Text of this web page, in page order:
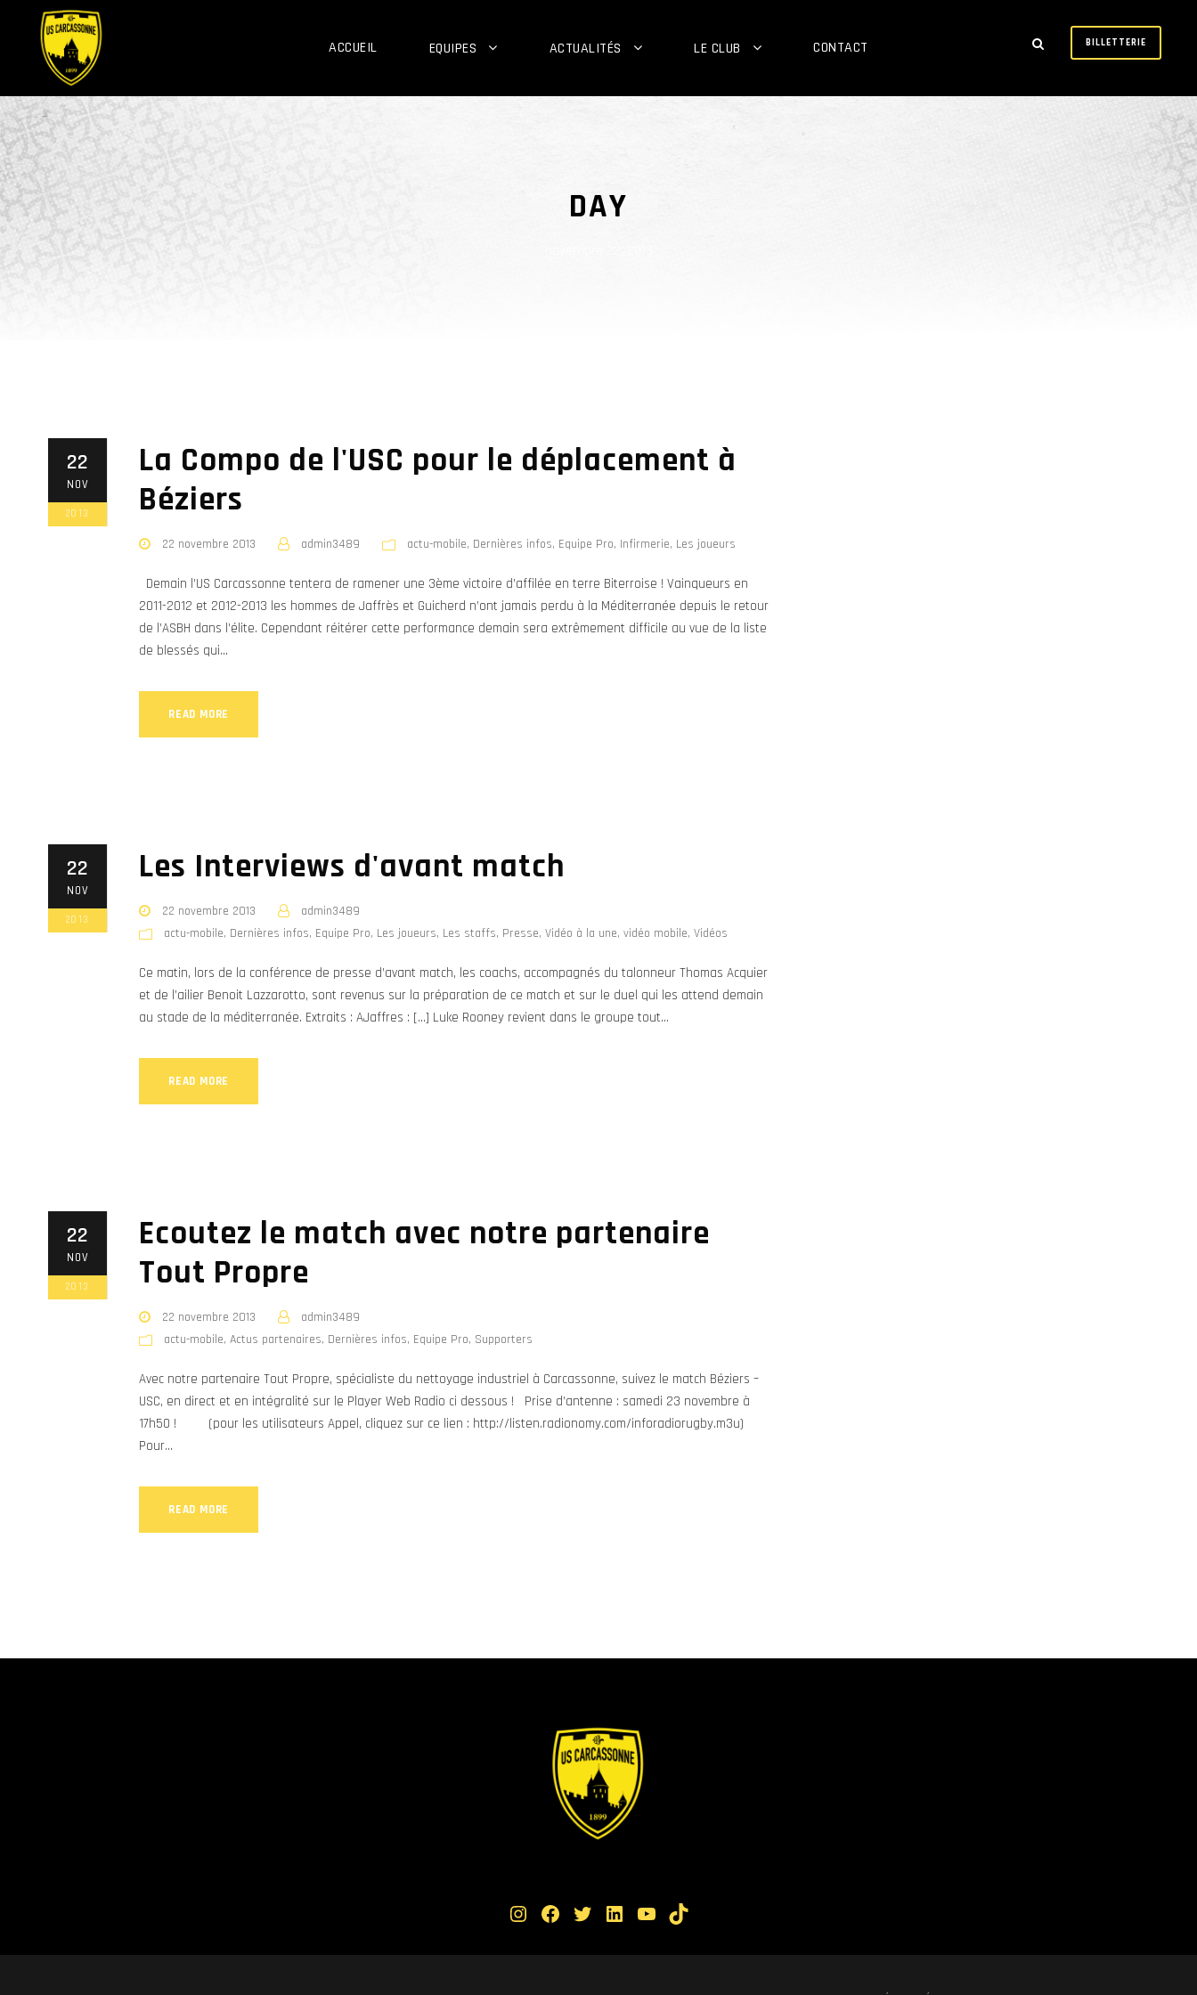
ACCUEIL EQUIPES ACTUALITÉS LE CLUB CONTACT BILLETTERIE
DAY
22
NOV
2013
La Compo de l'USC pour le déplacement à
Béziers
22 novembre 2013 admin3489 actu-mobile, Dernières infos, Equipe Pro, Infirmerie, Les joueurs
Demain l’US Carcassonne tentera de ramener une 3ème victoire d’affilée en terre Biterroise ! Vainqueurs en
2011-2012 et 2012-2013 les hommes de Jaffrès et Guicherd n’ont jamais perdu à la Méditerranée depuis le retour
de l’ASBH dans l’élite. Cependant réitérer cette performance demain sera extrêmement difficile au vue de la liste
de blessés qui...
READ MORE
22
NOV
2013
Les Interviews d'avant match
22 novembre 2013
admin3489
actu-mobile, Dernières infos, Equipe Pro, Les joueurs, Les staffs, Presse, Vidéo à la une, vidéo mobile, Vidéos
Ce matin, lors de la conférence de presse d’avant match, les coachs, accompagnés du talonneur Thomas Acquier
et de l’ailier Benoit Lazzarotto, sont revenus sur la préparation de ce match et sur le duel qui les attend demain
au stade de la méditerranée. Extraits : AJaffres : […] Luke Rooney revient dans le groupe tout...
READ MORE
22
NOV
2013
Ecoutez le match avec notre partenaire
Tout Propre
22 novembre 2013
admin3489
actu-mobile, Actus partenaires, Dernières infos, Equipe Pro, Supporters
Avec notre partenaire Tout Propre, spécialiste du nettoyage industriel à Carcassonne, suivez le match Béziers –
USC, en direct et en intégralité sur le Player Web Radio ci dessous ! Prise d’antenne : samedi 23 novembre à
17h50 ! (pour les utilisateurs Appel, cliquez sur ce lien : http://listen.radionomy.com/inforadiorugby.m3u)
Pour...
READ MORE
Instagram Facebook Twitter LinkedIn YouTube TikTok